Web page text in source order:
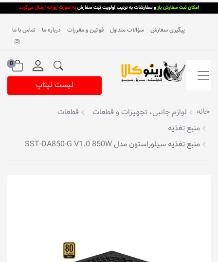
پیگیری سفارش سؤالات متداول قوانین و مقررات درباره ما تماس با ما
0
لیست لپتاپ
خانه لوازم جانبی، تجهیزات و قطعات
قطعات
منبع تغذیه
منبع تغذیه سیلوراستون مدل SST-DA850-G V1.0 850W